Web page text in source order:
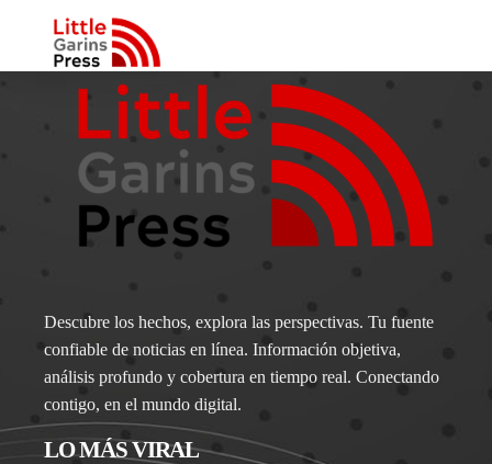
Descubre los hechos, explora las perspectivas. Tu fuente
confiable de noticias en línea. Información objetiva,
análisis profundo y cobertura en tiempo real. Conectando
contigo, en el mundo digital.
LO MÁS VIRAL